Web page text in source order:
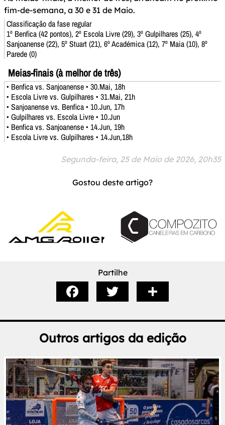
fim-de-semana, a 30 e 31 de Maio.
Classificação da fase regular
1º Benfica (42 pontos), 2º Escola Livre (29), 3º Gulpilhares (25), 4º
Sanjoanense (22), 5º Stuart (21), 6º Académica (12), 7º Maia (10), 8º
Parede (0)
Meias-finais (à melhor de três)
• Benfica vs. Sanjoanense • 30.Mai, 18h
• Escola Livre vs. Gulpilhares • 31.Mai, 21h
• Sanjoanense vs. Benfica • 10.Jun, 17h
• Gulpilhares vs. Escola Livre • 10.Jun
• Benfica vs. Sanjoanense • 14.Jun, 19h
• Escola Livre vs. Gulpilhares • 14.Jun,18h
Segunda-feira, 25 de Maio de 2026, 20h35
Gostou deste artigo?
Partilhe
Outros artigos da edição